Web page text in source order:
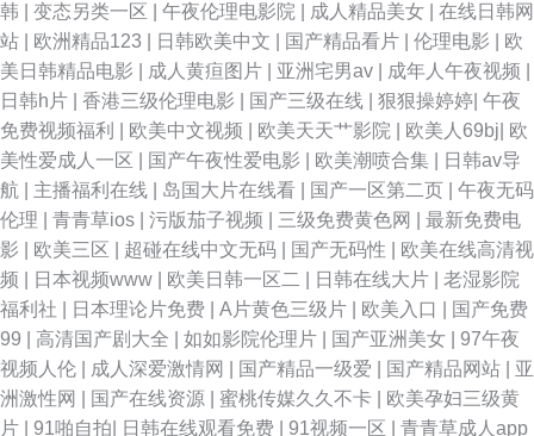
韩
变态另类一区 午夜伦理电影院 成人精品美女
在线日韩网
站
欧洲精品123 日韩欧美中文 国产精品看片 伦理电影
欧
美日韩精品电影
成人黄疸图片 亚洲宅男av 成年人午夜视频
日韩h片
香港三级伦理电影 国产三级在线 狠狠操婷婷 午夜
免费视频福利
欧美中文视频 欧美天天艹影院 欧美人69bj 欧
美性爱成人一区
国产午夜性爱电影 欧美潮喷合集
日韩av导
航
主播福利在线 岛国大片在线看 国产一区第二页
午夜无码
伦理
青青草ios 污版茄子视频 三级免费黄色网
最新免费电
影
欧美三区 超碰在线中文无码 国产无码性
欧美在线高清视
频
日本视频www 欧美日韩一区二 日韩在线大片
老湿影院
福利社
日本理论片免费 A片黄色三级片 欧美入口
国产免费
99
高清国产剧大全 如如影院伦理片 国产亚洲美女
97午夜
视频人伦
成人深爱激情网 国产精品一级爱 国产精品网站
亚
洲激性网
国产在线资源 蜜桃传媒久久不卡
欧美孕妇三级黄
片
91啪自拍 日韩在线观看免费 91视频一区 青青草成人app